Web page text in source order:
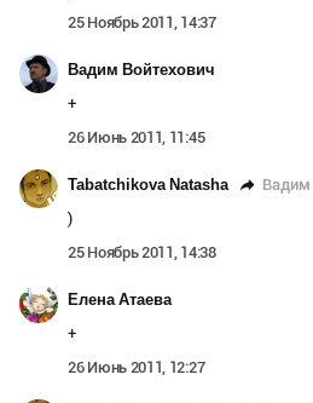
25 Ноябрь 2011, 14:37
Вадим Войтехович
+
26 Июнь 2011, 11:45
Tabatchikova Natasha
)
25 Ноябрь 2011, 14:38
Елена Атаева
+
26 Июнь 2011, 12:27